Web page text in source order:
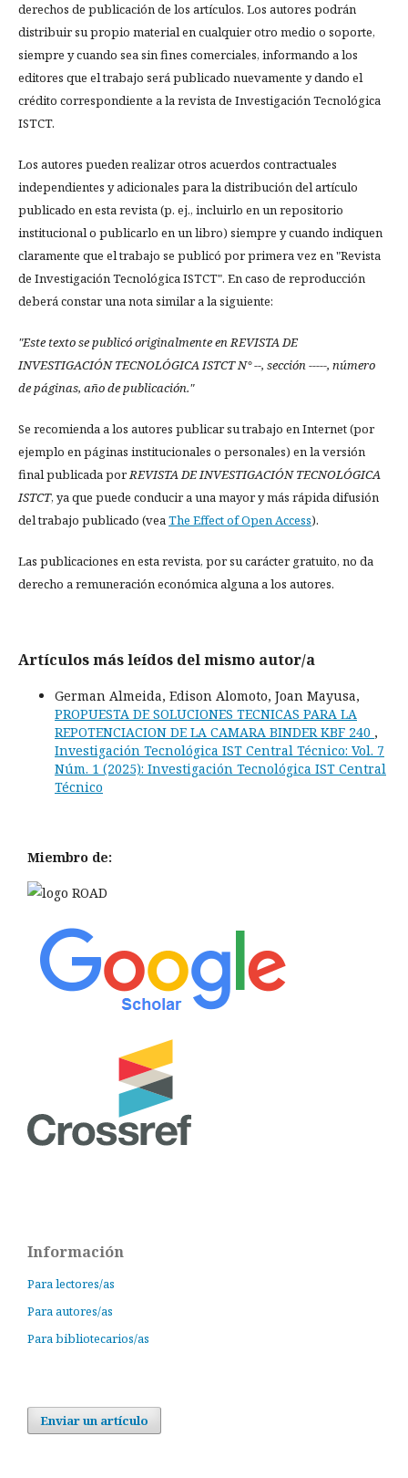
derechos de publicación de los artículos. Los autores podrán
distribuir su propio material en cualquier otro medio o soporte,
siempre y cuando sea sin fines comerciales, informando a los
editores que el trabajo será publicado nuevamente y dando el
crédito correspondiente a la revista de Investigación Tecnológica
ISTCT.
Los autores pueden realizar otros acuerdos contractuales
independientes y adicionales para la distribución del artículo
publicado en esta revista (p. ej., incluirlo en un repositorio
institucional o publicarlo en un libro) siempre y cuando indiquen
claramente que el trabajo se publicó por primera vez en "Revista
de Investigación Tecnológica ISTCT". En caso de reproducción
deberá constar una nota similar a la siguiente:
"Este texto se publicó originalmente en REVISTA DE
INVESTIGACIÓN TECNOLÓGICA ISTCT N° --, sección -----, número
de páginas, año de publicación."
Se recomienda a los autores publicar su trabajo en Internet (por
ejemplo en páginas institucionales o personales) en la versión
final publicada porREVISTA DE INVESTIGACIÓN TECNOLÓGICA
ISTCT, ya que puede conducir a una mayor y más rápida difusión
del trabajo publicado (veaThe Effect of Open Access).
Las publicaciones en esta revista, por su carácter gratuito, no da
derecho a remuneración económica alguna a los autores.
Artículos más leídos del mismo autor/a
German Almeida, Edison Alomoto, Joan Mayusa,
PROPUESTA DE SOLUCIONES TECNICAS PARA LA
REPOTENCIACION DE LA CAMARA BINDER KBF 240 ,
Investigación Tecnológica IST Central Técnico: Vol. 7
Núm. 1 (2025): Investigación Tecnológica IST Central
Técnico
Miembro de:
Información
Para lectores/as
Para autores/as
Para bibliotecarios/as
Enviar un artículo